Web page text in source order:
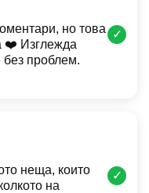
но това
❤️ Изглежда
без проблем.
✓
неща, които
на
✓